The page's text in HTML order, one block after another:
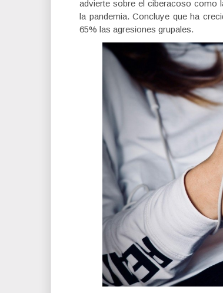
advierte sobre el ciberacoso como
la pandemia. Concluye que ha
65% las agresiones grupales.